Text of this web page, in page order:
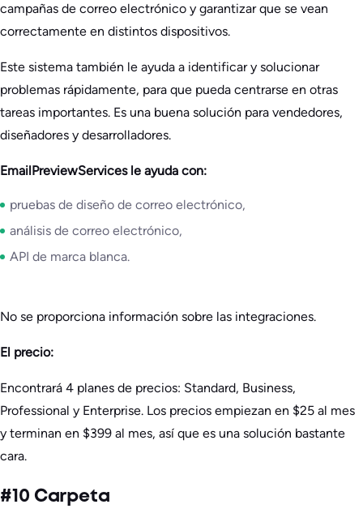
campañas de correo electrónico y garantizar que se vean
correctamente en distintos dispositivos.
Este sistema también le ayuda a identificar y solucionar
problemas rápidamente, para que pueda centrarse en otras
tareas importantes. Es una buena solución para vendedores,
diseñadores y desarrolladores.
EmailPreviewServices le ayuda con:
pruebas de diseño de correo electrónico,
análisis de correo electrónico,
API de marca blanca.
No se proporciona información sobre las integraciones.
El precio:
Encontrará 4 planes de precios: Standard, Business,
Professional y Enterprise. Los precios empiezan en $25 al mes
y terminan en $399 al mes, así que es una solución bastante
cara.
#10 Carpeta